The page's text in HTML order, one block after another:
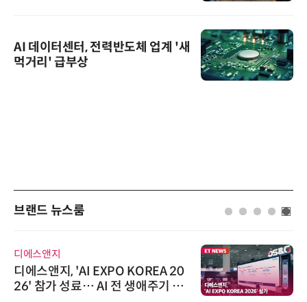
AI 데이터센터, 전력반도체 업계 '새
먹거리' 급부상
브랜드 뉴스룸
디에스앤지
디에스앤지, 'AI EXPO KOREA 20
26' 참가 성료… AI 전 생애주기 아